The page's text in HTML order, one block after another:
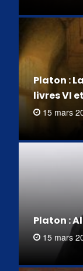
Platon :
livres VI
15 mars
Platon :
15 mars